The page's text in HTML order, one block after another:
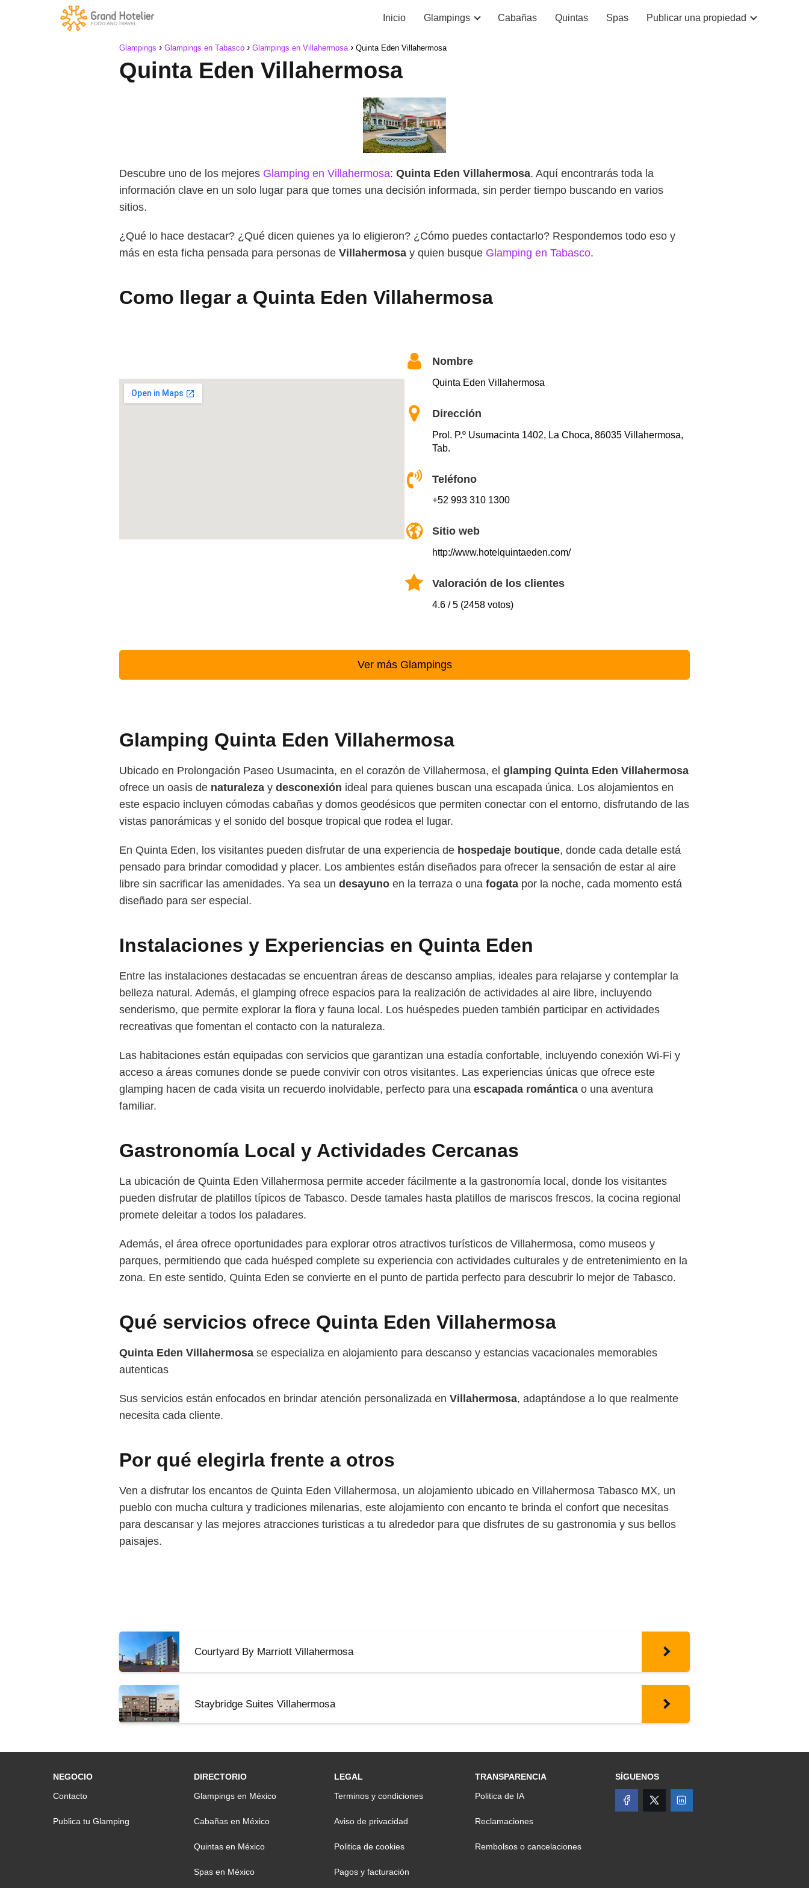
Inicio Glampings Cabañas Quintas Spas Publicar una propiedad
Glampings Glampings en Tabasco Glampings en Villahermosa Quinta Eden Villahermosa
Quinta Eden Villahermosa
Descubre uno de los mejores Glamping en Villahermosa: Quinta Eden Villahermosa. Aquí encontrarás toda la
información clave en un solo lugar para que tomes una decisión informada, sin perder tiempo buscando en varios
sitios.
¿Qué lo hace destacar? ¿Qué dicen quienes ya lo eligieron? ¿Cómo puedes contactarlo? Respondemos todo eso y
más en esta ficha pensada para personas de Villahermosa y quien busque Glamping en Tabasco.
Como llegar a Quinta Eden Villahermosa
Nombre
Quinta Eden Villahermosa
Dirección
Prol. P.º Usumacinta 1402, La Choca, 86035 Villahermosa,
Tab.
Teléfono
+52 993 310 1300
Sitio web
http://www.hotelquintaeden.com/
Valoración de los clientes
4.6 / 5 (2458 votos)
Ver más Glampings
Glamping Quinta Eden Villahermosa
Ubicado en Prolongación Paseo Usumacinta, en el corazón de Villahermosa, el glamping Quinta Eden Villahermosa
ofrece un oasis de naturaleza y desconexión ideal para quienes buscan una escapada única. Los alojamientos en
este espacio incluyen cómodas cabañas y domos geodésicos que permiten conectar con el entorno, disfrutando de las
vistas panorámicas y el sonido del bosque tropical que rodea el lugar.
En Quinta Eden, los visitantes pueden disfrutar de una experiencia de hospedaje boutique, donde cada detalle está
pensado para brindar comodidad y placer. Los ambientes están diseñados para ofrecer la sensación de estar al aire
libre sin sacrificar las amenidades. Ya sea un desayuno en la terraza o una fogata por la noche, cada momento está
diseñado para ser especial.
Instalaciones y Experiencias en Quinta Eden
Entre las instalaciones destacadas se encuentran áreas de descanso amplias, ideales para relajarse y contemplar la
belleza natural. Además, el glamping ofrece espacios para la realización de actividades al aire libre, incluyendo
senderismo, que permite explorar la flora y fauna local. Los huéspedes pueden también participar en actividades
recreativas que fomentan el contacto con la naturaleza.
Las habitaciones están equipadas con servicios que garantizan una estadía confortable, incluyendo conexión Wi-Fi y
acceso a áreas comunes donde se puede convivir con otros visitantes. Las experiencias únicas que ofrece este
glamping hacen de cada visita un recuerdo inolvidable, perfecto para una escapada romántica o una aventura
familiar.
Gastronomía Local y Actividades Cercanas
La ubicación de Quinta Eden Villahermosa permite acceder fácilmente a la gastronomía local, donde los visitantes
pueden disfrutar de platillos típicos de Tabasco. Desde tamales hasta platillos de mariscos frescos, la cocina regional
promete deleitar a todos los paladares.
Además, el área ofrece oportunidades para explorar otros atractivos turísticos de Villahermosa, como museos y
parques, permitiendo que cada huésped complete su experiencia con actividades culturales y de entretenimiento en la
zona. En este sentido, Quinta Eden se convierte en el punto de partida perfecto para descubrir lo mejor de Tabasco.
Qué servicios ofrece Quinta Eden Villahermosa
Quinta Eden Villahermosa se especializa en alojamiento para descanso y estancias vacacionales memorables
autenticas
Sus servicios están enfocados en brindar atención personalizada en Villahermosa, adaptándose a lo que realmente
necesita cada cliente.
Por qué elegirla frente a otros
Ven a disfrutar los encantos de Quinta Eden Villahermosa, un alojamiento ubicado en Villahermosa Tabasco MX, un
pueblo con mucha cultura y tradiciones milenarias, este alojamiento con encanto te brinda el confort que necesitas
para descansar y las mejores atracciones turisticas a tu alrededor para que disfrutes de su gastronomia y sus bellos
paisajes.
Courtyard By Marriott Villahermosa
Staybridge Suites Villahermosa
NEGOCIO
Contacto
Publica tu Glamping
DIRECTORIO
Glampings en México
Cabañas en México
Quintas en México
Spas en México
LEGAL
Terminos y condiciones
Aviso de privacidad
Politica de cookies
Pagos y facturación
TRANSPARENCIA
Politica de IA
Reclamaciones
Rembolsos o cancelaciones
SÍGUENOS